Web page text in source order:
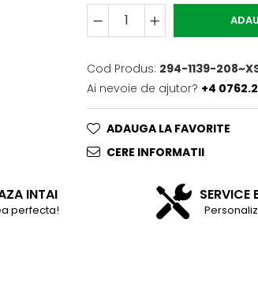
Cod Produs: 294-1139-
Ai nevoie de ajutor? +4
ADAUGA LA FAVORITE
CERE INFORMATII
INTAI
perfecta!
SERVICE